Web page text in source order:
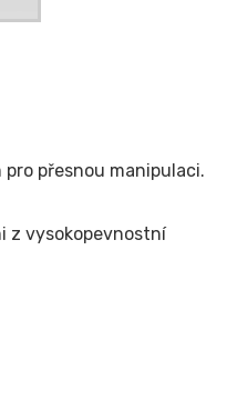
přesnou manipulaci.
z vysokopevnostní